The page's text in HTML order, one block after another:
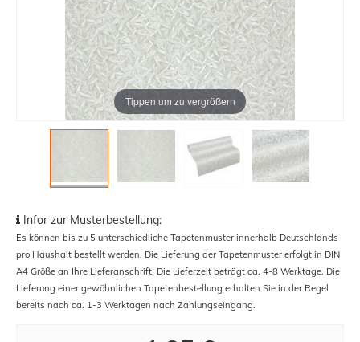
Tippen um zu vergrößern
Infor zur Musterbestellung:
Es können bis zu 5 unterschiedliche Tapetenmuster innerhalb Deutschlands
pro Haushalt bestellt werden. Die Lieferung der Tapetenmuster erfolgt in DIN
A4 Größe an Ihre Lieferanschrift. Die Lieferzeit beträgt ca. 4-8 Werktage. Die
Lieferung einer gewöhnlichen Tapetenbestellung erhalten Sie in der Regel
bereits nach ca. 1-3 Werktagen nach Zahlungseingang.